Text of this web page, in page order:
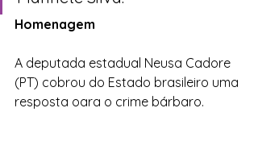
Homenagem
A deputada estadual Neusa Cadore
(PT) cobrou do Estado brasileiro uma
resposta oara o crime bárbaro.